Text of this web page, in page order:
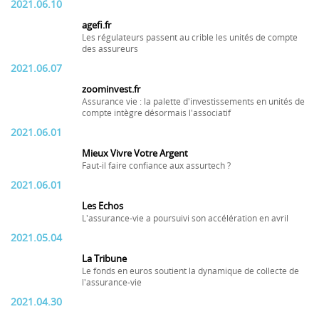
2021.06.10
agefi.fr
Les régulateurs passent au crible les unités de compte
des assureurs
2021.06.07
zoominvest.fr
Assurance vie : la palette d'investissements en unités de
compte intègre désormais l'associatif
2021.06.01
Mieux Vivre Votre Argent
Faut-il faire confiance aux assurtech ?
2021.06.01
Les Echos
L'assurance-vie a poursuivi son accélération en avril
2021.05.04
La Tribune
Le fonds en euros soutient la dynamique de collecte de
l'assurance-vie
2021.04.30